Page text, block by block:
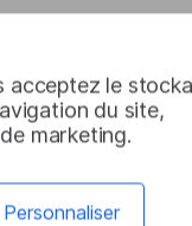
acceptez le
du site,
marketing.
Personnaliser
supprimer ou
dans un
des individus